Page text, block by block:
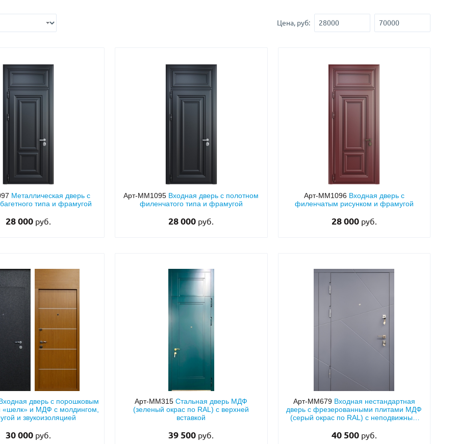
холлы(23) В современном стиле(183)
Двустворчатые (42)
(499)
(289)
Цена, руб:
Металлическая дверь с
типа и фрамугой
28 000 руб.
Арт-ММ1095 Входная дверь с полотном
филенчатого типа и фрамугой
28 000 руб.
Арт-ММ1096 Входная дверь с
филенчатым рисунком и фрамугой
28 000 руб.
дверь с порошковым
«шелк» и МДФ с молдингом,
и звукоизоляцией
30 000 руб.
Арт-ММ315Стальная дверь МДФ
(зеленый окрас по RAL) с верхней
вставкой
39 500 руб.
Арт-ММ679 Входная нестандартная
дверь с фрезерованными плитами МДФ
(серый окрас по RAL) с неподвижным
40 500 руб.